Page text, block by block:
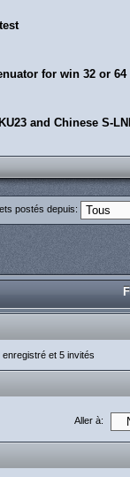
for win 32 or
and Chinese S-
postés depuis:
et 5 invités
Aller à: